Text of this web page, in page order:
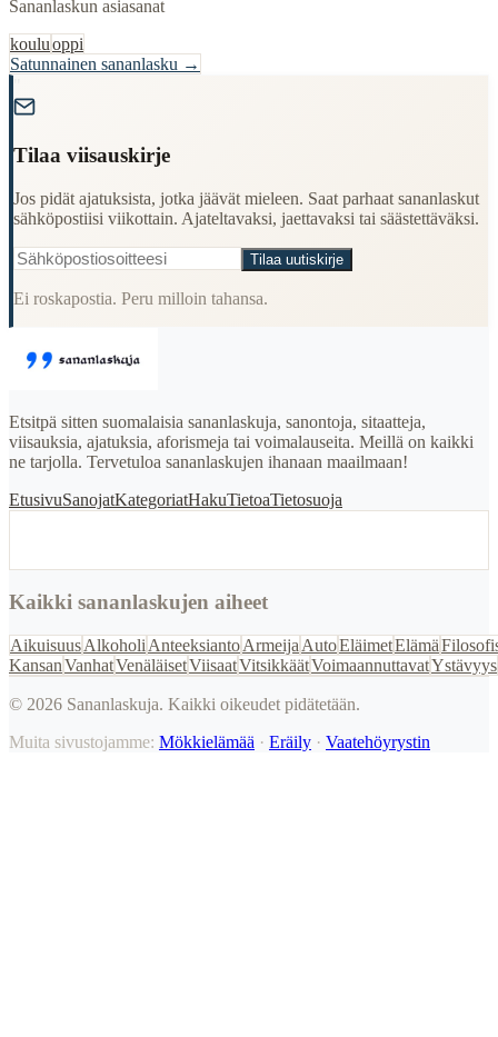
Sananlaskun asiasanat
kouluoppi
Satunnainen sananlasku →
Tilaa viisauskirje
Jos pidät ajatuksista, jotka jäävät mieleen. Saat parhaat sananlaskut
sähköpostiisi viikottain. Ajateltavaksi, jaettavaksi tai säästettäväksi.
Tilaa uutiskirje
Ei roskapostia. Peru milloin tahansa.
Etsitpä sitten suomalaisia sananlaskuja, sanontoja, sitaatteja,
viisauksia, ajatuksia, aforismeja tai voimalauseita. Meillä on kaikki
ne tarjolla. Tervetuloa sananlaskujen ihanaan maailmaan!
EtusivuSanojatKategoriatHakuTietoaTietosuoja
Kaikki sananlaskujen aiheet
AikuisuusAlkoholi AnteeksiantoArmeija AutoEläimetElämä
KansanVanhatVenäläisetViisaatVitsikkäätVoimaannuttavatYstävyys
© 2026 Sananlaskuja. Kaikki oikeudet pidätetään.
Muita sivustojamme: Mökkielämää · Eräily · Vaatehöyrystin